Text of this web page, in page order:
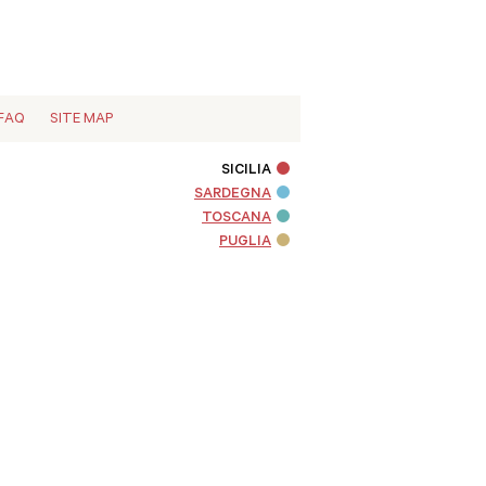
SITE MAP
SICILIA
SARDEGNA
TOSCANA
PUGLIA